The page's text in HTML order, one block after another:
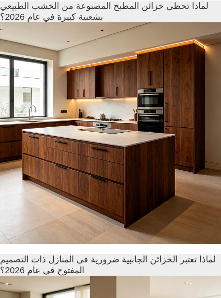
لماذا تحظى خزائن المطبخ المصنوعة من الخشب الطبيعي
بشعبية كبيرة في عام 2026؟
لماذا تعتبر الخزائن الجانبية ضرورية في المنازل ذات التصميم
المفتوح في عام 2026؟